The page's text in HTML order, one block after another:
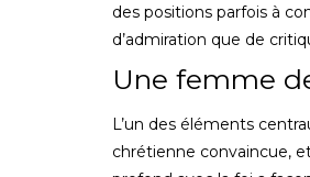
des positions parfois à
d’admiration que de
Une femme
L’un des éléments
chrétienne convaincue,